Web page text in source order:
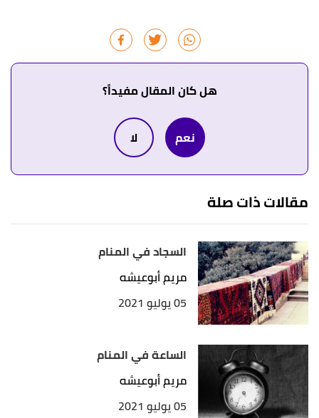
هل كان المقال مفيداً؟
نعم لا
مقالات ذات صلة
السجاد في المنام
مريم أبوعيشه
05 يوليو 2021
الساعة في المنام
مريم أبوعيشه
05 يوليو 2021